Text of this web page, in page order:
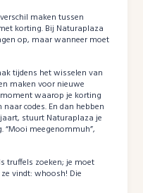
maken tussen
korting. Bij Naturaplaza
op, maar wanneer moet
tijdens het wisselen van
maken voor nieuwe
moment waarop je korting
codes. En dan hebben
stuurt Naturaplaza je
“Mooi meegenommuh”,
truffels zoeken; je moet
vindt: whoosh! Die